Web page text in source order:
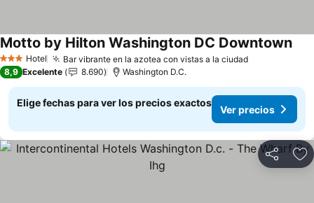
3 Estrellas
Hotel Bar vibrante en la azotea con vistas a la ciudadVer precios
Motto by Hilton Washington DC DowntownVer
8,9 Excelente 8.690 Washington D.C.
Elige fechas para ver los precios exactos
Ver precios
Compartir